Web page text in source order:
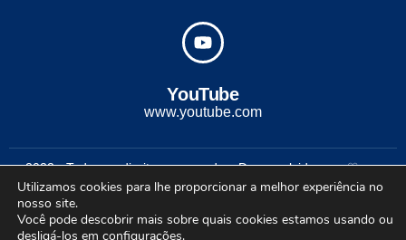
YouTube
www.youtube.com
2022 - Todos os direitos reservados. Desenvolvido com ♡ por
Conexão Soluções Corporativas
Utilizamos cookies para lhe proporcionar a melhor experiência no
nosso site.
Você pode descobrir mais sobre quais cookies estamos usando ou
desligá-los em configurações.